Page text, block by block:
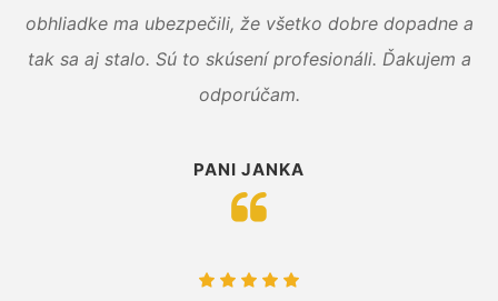
obhliadke ma ubezpečili, že všetko dobre dopadne a
tak sa aj stalo. Sú to skúsení profesionáli. Ďakujem a
odporúčam.
PANI JANKA